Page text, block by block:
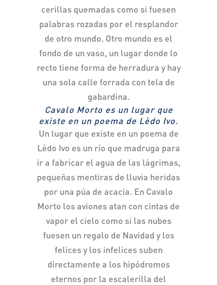
cerillas quemadas como si fuesen
palabras rozadas por el resplandor
de otro mundo. Otro mundo es el
fondo de un vaso, un lugar donde lo
recto tiene forma de herradura y hay
una sola calle forrada con tela de
gabardina.
Cavalo Morto es un lugar que
existe en un poema de Lèdo Ivo.
Un lugar que existe en un poema de
Lèdo Ivo es un río que madruga para
ir a fabricar el agua de las lágrimas,
pequeñas mentiras de lluvia heridas
por una púa de acacia. En Cavalo
Morto los aviones atan con cintas de
vapor el cielo como si las nubes
fuesen un regalo de Navidad y los
felices y los infelices suben
directamente a los hipódromos
eternos por la escalerilla del